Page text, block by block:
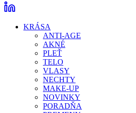
KRÁSA
ANTI-AGE
AKNÉ
PLEŤ
TELO
VLASY
NECHTY
MAKE-UP
NOVINKY
PORADŇA